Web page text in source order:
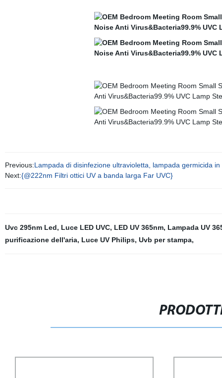
Previous:Lampada di disinfezione ultravioletta, lampada germicida
Next:{@222nm Filtri ottici UV a banda larga Far UVC}
Uvc 295nm Led, Luce LED UVC, LED UV 365nm, Lampada UV
purificazione dell'aria, Luce UV Philips, Uvb per stampa,